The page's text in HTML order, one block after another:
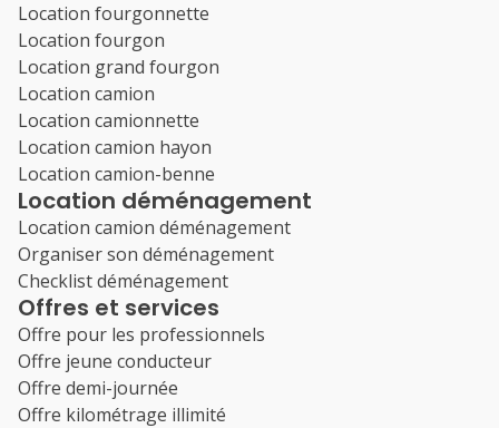
Location fourgonnette
Location fourgon
Location grand fourgon
Location camion
Location camionnette
Location camion hayon
Location camion-benne
Location déménagement
Location camion déménagement
Organiser son déménagement
Checklist déménagement
Offres et services
Offre pour les professionnels
Offre jeune conducteur
Offre demi-journée
Offre kilométrage illimité